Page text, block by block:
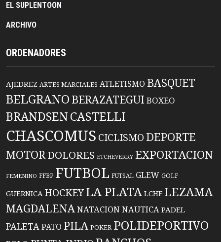
EL SUPLENTOON
ARCHIVO
ORDENADORES
AJEDREZ ARTES MARCIALES ATLETISMO BASQUET
BELGRANO BERAZATEGUIBOXEO
BRANDSENCASTELLI
CHASCOMUS CICLISMO DEPORTE
MOTORDOLORES ETCHEVERRY EXPORTACION
FEMENINO FFBP FUTBOL FUTSAL GLEW GOLF
GUERNICA HOCKEYLA PLATA LCHF LEZAMA
MAGDALENANATACIONNAUTICA PADEL
PALETAPATO PILA POKER POLIDEPORTIVO